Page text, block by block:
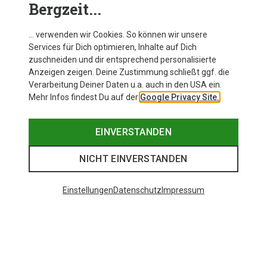
Bergzeit...
… verwenden wir Cookies. So können wir unsere
Services für Dich optimieren, Inhalte auf Dich
zuschneiden und dir entsprechend personalisierte
Anzeigen zeigen. Deine Zustimmung schließt ggf. die
Verarbeitung Deiner Daten u.a. auch in den USA ein.
Mehr Infos findest Du auf der Google Privacy Site.
EINVERSTANDEN
NICHT EINVERSTANDEN
EinstellungenDatenschutz Impressum